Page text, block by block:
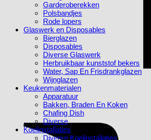
Garderoberekken
Polsbandjes
Rode lopers
Glaswerk en Disposables
Bierglazen
Disposables
Diverse Glaswerk
Herbruikbaar kunststof bekers
Water, Sap En Frisdrankglazen
Wijnglazen
Keukenmaterialen
Apparatuur
Bakken, Braden En Koken
Chafing Dish
Diverse
Koelinstallaties
Diverse Koelinstallaties